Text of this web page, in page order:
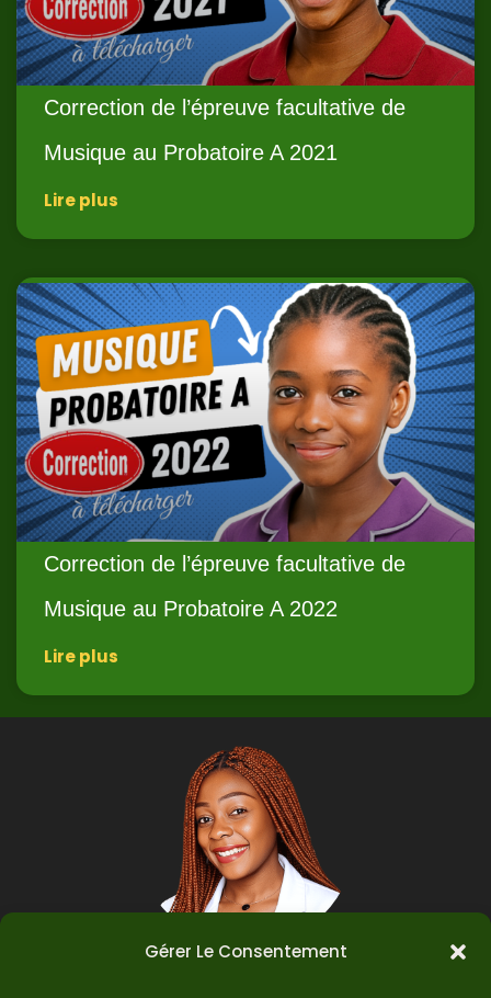
Gérer Le Consentement
Correction de l’épreuve facultative de
Musique au Probatoire A 2021
Lire plus
Correction de l’épreuve facultative de
Musique au Probatoire A 2022
Lire plus